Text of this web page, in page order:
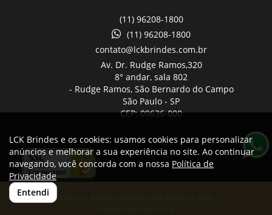
(11) 96208-1800
(11) 96208-1800
contato@lckbrindes.com.br
Av. Dr. Rudge Ramos,320
8° andar, sala 802
- Rudge Ramos, São Bernardo do Campo
São Paulo - SP
CEP: 09636-000
LCK Brindes e os cookies: usamos cookies para personalizar
anúncios e melhorar a sua experiência no site. Ao continuar
navegando, você concorda com a nossa Política de
Privacidade
Entendi